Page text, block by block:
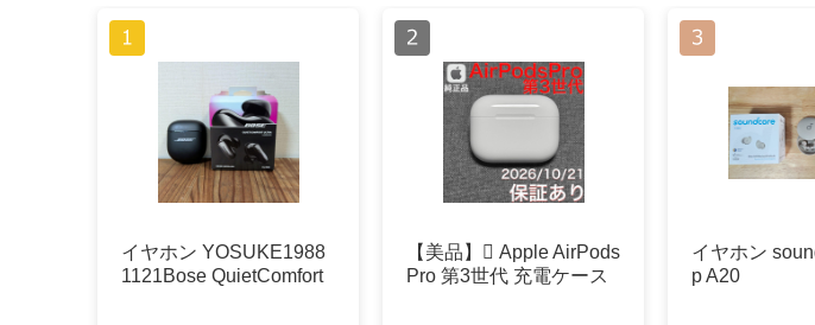
イヤホン YOSUKE1988
1121Bose QuietComfort
【美品】 Apple AirPods
Pro 第3世代 充電ケース
イヤホン
p A20